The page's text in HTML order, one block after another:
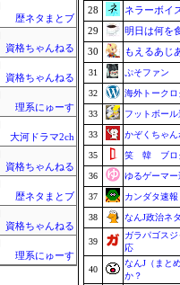
歴ネタまとブ
資格ちゃんねる
資格ちゃんねる
理系にゅーす
大河ドラマ2ch
資格ちゃんねる
歴ネタまとブ
資格ちゃんねる
理系にゅーす
28
ネラーボイ
29
明日は何を
30
もえるあじ
31 ぷそファン
32 海外トークロ
33 フットボール
33 かぞくちゃん
35 笑 韓 ブロ
36 ゆるゲーマー
37 カンダタ速報
38 なんJ政治ネ
39
ガラパゴス
応
40
なんJ（まと
か？